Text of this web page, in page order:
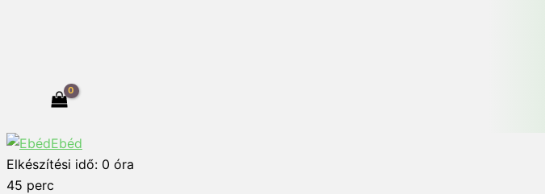
Ebéd
Elkészítési idő: 0 óra
45 perc